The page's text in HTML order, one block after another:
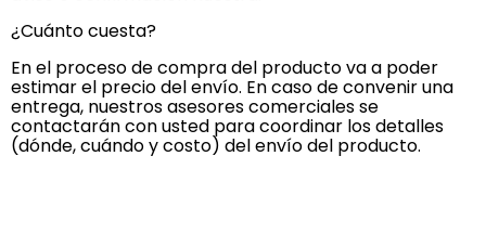
¿Cuánto cuesta?
En el proceso de compra del producto va a poder
estimar el precio del envío. En caso de convenir una
entrega, nuestros asesores comerciales se
contactarán con usted para coordinar los detalles
(dónde, cuándo y costo) del envío del producto.